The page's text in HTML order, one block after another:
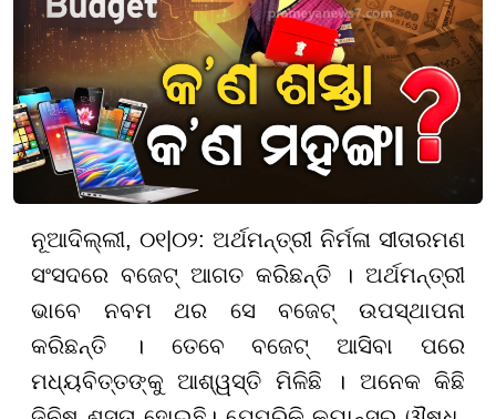
ନୂଆଦିଲ୍ଲୀ, ୦୧|୦୨: ଅର୍ଥମନ୍ତ୍ରୀ ନିର୍ମଳା ସୀତାରମଣ
ସଂସଦରେ ବଜେଟ୍ ଆଗତ କରିଛନ୍ତି । ଅର୍ଥମନ୍ତ୍ରୀ
ଭାବେ ନବମ ଥର ସେ ବଜେଟ୍ ଉପସ୍ଥାପନା
କରିଛନ୍ତି । ତେବେ ବଜେଟ୍ ଆସିବା ପରେ
ମଧ୍ୟବିତ୍ତଙ୍କୁ ଆଶ୍ୱସ୍ତି ମିଳିଛି । ଅନେକ କିଛି